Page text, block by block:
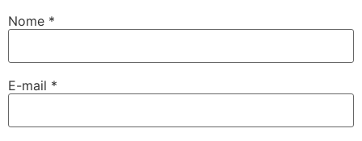
Nome *
E-mail *